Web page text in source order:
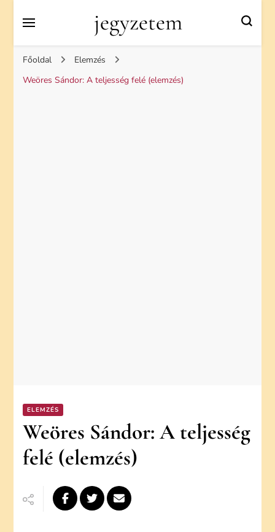
jegyzetem
Főoldal
Elemzés
Weöres Sándor: A teljesség felé (elemzés)
ELEMZÉS
Weöres Sándor: A teljesség
felé (elemzés)